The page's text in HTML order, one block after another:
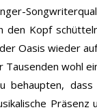
den Kopf
Oasis wieder
Tausenden wohl
dass
Präsenz